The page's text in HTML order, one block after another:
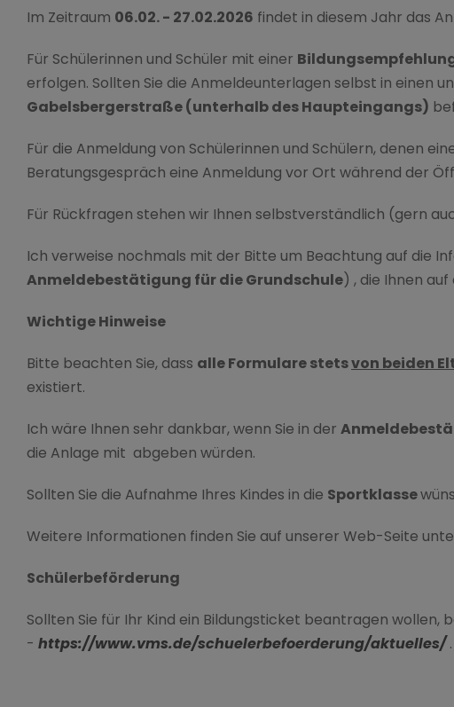
Im Zeitraum 06.02. - 27.02.2026 findet in diesem Jahr das
Für Schülerinnen und Schüler mit einer
erfolgen. Sollten Sie die Anmeldeunterlagen selbst in einen
Gabelsbergerstraße (unterhalb des Haupteingangs)
Für die Anmeldung von Schülerinnen und Schülern, denen
Beratungsgespräch eine Anmeldung vor Ort während der
Für Rückfragen stehen wir Ihnen selbstverständlich (gern
Ich verweise nochmals mit der Bitte um Beachtung auf die
Anmeldebestätigung für die Grundschule) , die Ihnen
Wichtige Hinweise
Bitte beachten Sie, dass alle Formulare stetsvon beiden
existiert.
Ich wäre Ihnen sehr dankbar, wenn Sie in der
die Anlage mit abgeben würden.
Sollten Sie die Aufnahme Ihres Kindes in die Sportklasse
Weitere Informationen finden Sie auf unserer Web-Seite
Schülerbeförderung
Sollten Sie für Ihr Kind ein Bildungsticket beantragen
- https://www.vms.de/schuelerbefoerderung/aktuelles/.